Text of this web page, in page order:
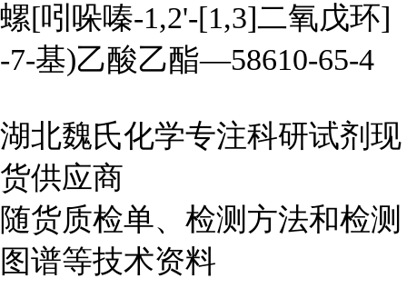
螺[吲哚嗪-1,2'-[1,3]二氧戊环]
-7-基)乙酸乙酯—58610-65-4
湖北魏氏化学专注科研试剂现
货供应商
随货质检单、检测方法和检测
图谱等技术资料